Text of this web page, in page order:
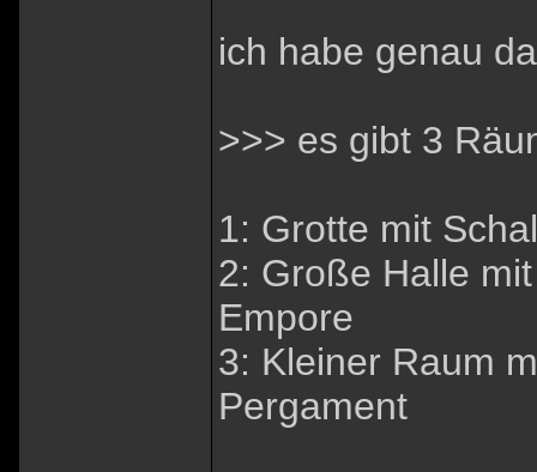
ich habe genau
>>> es gibt 3
1: Grotte mit
2: Große Halle
Empore
3: Kleiner Raum
Pergament